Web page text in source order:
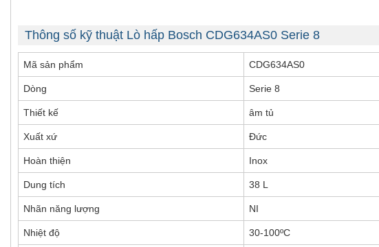
Thông số kỹ thuật Lò hấp Bosch CDG634AS0 Serie 8
Mã sản phẩm CDG634AS0
Dòng Serie 8
Thiết kế âm tủ
Xuất xứ Đức
Hoàn thiện Inox
Dung tích 38 L
Nhãn năng lượng NI
Nhiệt độ 30-100ºC